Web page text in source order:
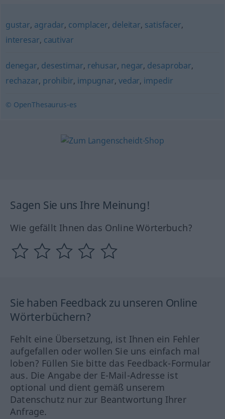
gustar, agradar, complacer, deleitar, satisfacer,
interesar, cautivar
denegar, desestimar, rehusar, negar, desaprobar,
rechazar, prohibir, impugnar, vedar, impedir
© OpenThesaurus-es
Sagen Sie uns Ihre Meinung!
Wie gefällt Ihnen das Online Wörterbuch?
Sie haben Feedback zu unseren Online
Wörterbüchern?
Fehlt eine Übersetzung, ist Ihnen ein Fehler
aufgefallen oder wollen Sie uns einfach mal
loben? Füllen Sie bitte das Feedback-Formular
aus. Die Angabe der E-Mail-Adresse ist
optional und dient gemäß unserem
Datenschutz nur zur Beantwortung Ihrer
Anfrage.